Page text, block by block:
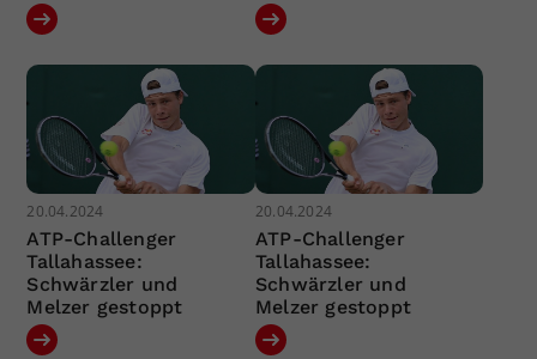
20.04.2024
ATP-Challenger
Tallahassee:
Schwärzler und
Melzer gestoppt
20.04.2024
ATP-Challenger
Tallahassee:
Schwärzler und
Melzer gestoppt